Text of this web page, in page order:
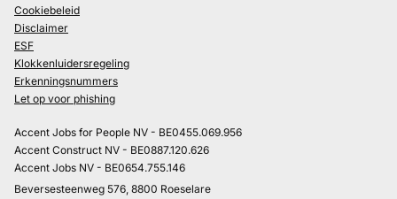
Cookiebeleid
Disclaimer
ESF
Klokkenluidersregeling
Erkenningsnummers
Let op voor phishing
Accent Jobs for People NV - BE0455.069.956
Accent Construct NV - BE0887.120.626
Accent Jobs NV - BE0654.755.146
Beversesteenweg 576, 8800 Roeselare